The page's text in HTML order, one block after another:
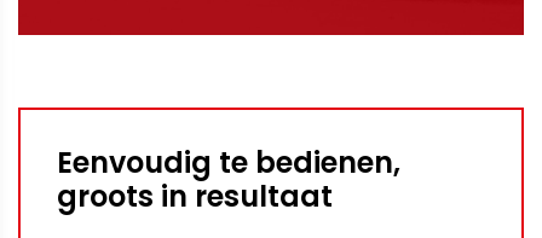
Eenvoudig te bedienen,
groots in resultaat